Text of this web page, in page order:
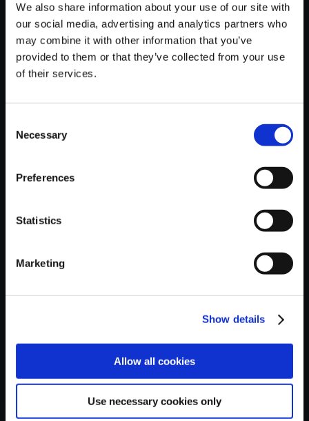
We also share information about your use of our site with
our social media, advertising and analytics partners who
may combine it with other information that you’ve
provided to them or that they’ve collected from your use
of their services.
Selection
Necessary
Preferences
Statistics
Marketing
Show details
Allow all cookies
Use necessary cookies only
【単曲】モンスターハンター ス
トーリーズ オリジナル・サウン
ドトラック 獣潜む濃緑 ～ バブ
150円(税込)
【単曲】モンスタ
ーハンター ....